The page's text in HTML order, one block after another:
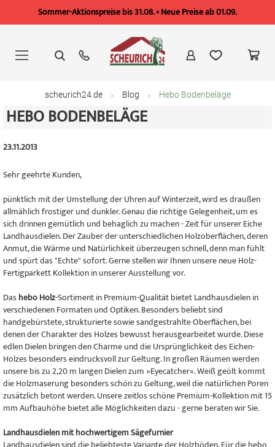
Sommer-Aktionspreise bis 31.08. • Neue Preise ab 01.09.
springen
scheurich24.de Blog Hebo Bodenbeläge
HEBO BODENBELÄGE
23.11.2013
Sehr geehrte Kunden,
pünktlich mit der Umstellung der Uhren auf Winterzeit, wird es draußen
allmählich frostiger und dunkler. Genau die richtige Gelegenheit, um es
sich drinnen gemütlich und behaglich zu machen - Zeit für unserer Eiche
Landhausdielen. Der Zauber der unterschiedlichen Holzoberflächen, deren
Anmut, die Wärme und Natürlichkeit überzeugen schnell, denn man fühlt
und spürt das "Echte" sofort. Gerne stellen wir Ihnen unsere neue Holz-
Fertigparkett Kollektion in unserer Ausstellung vor.
DasheboHolz-Sortiment in Premium-Qualität bietet Landhausdielen in
verschiedenen Formaten und Optiken. Besonders beliebt sind
handgebürstete, strukturierte sowie sandgestrahlte Oberflächen, bei
denen der Charakter des Holzes bewusst herausgearbeitet wurde. Diese
edlen Dielen bringen den Charme und die Ursprünglichkeit des Eichen-
Holzes besonders eindrucksvoll zur Geltung. In großen Räumen werden
unsere bis zu 2,20 m langen Dielen zum »Eyecatcher«. Weiß geölt kommt
die Holzmaserung besonders schön zu Geltung, weil die natürlichen Poren
zusätzlich betont werden. Unsere zeitlos schöne Premium-Kollektion mit 15
mm Aufbauhöhe bietet alle Möglichkeiten dazu - gerne beraten wir Sie.
Landhausdielen mit hochwertigem Sägefurnier